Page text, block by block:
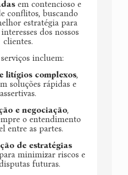
em contencioso e
conflitos, buscando
estratégia para
dos nossos
clientes.
incluem:
litígios complexos,
soluções rápidas e
assertivas.
e negociação,
o entendimento
entre as partes.
de estratégias
minimizar riscos e
futuras.